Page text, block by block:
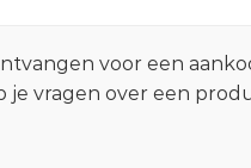
voor een
vragen over een